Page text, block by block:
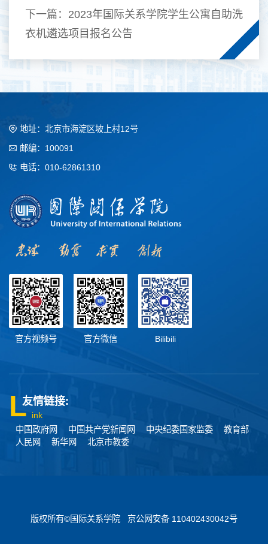
下一篇： 2023年国际关系学院学生公寓自助洗
衣机遴选项目报名公告
地址：北京市海淀区坡上村12号
邮编：100091
电话：010-62861310
官方视频号 官方微信 Bilibili
友情链接:
ink
中国政府网
中国共产党新闻网 中央纪委国家监委
教育部
人民网
新华网 北京市教委
版权所有©国际关系学院 京公网安备 110402430042号